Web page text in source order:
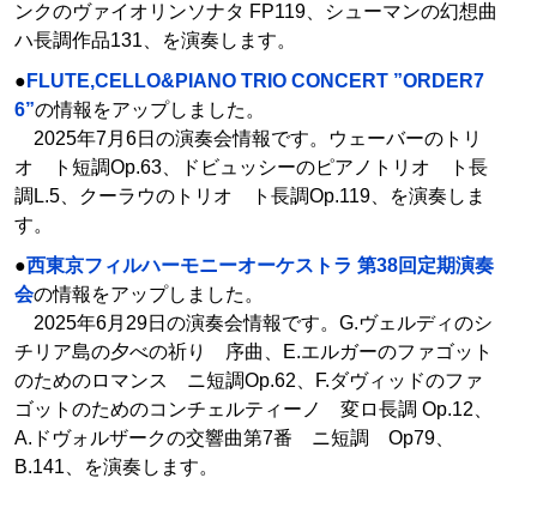
ンクのヴァイオリンソナタ FP119、シューマンの幻想曲
ハ長調作品131、を演奏します。
● FLUTE,CELLO&PIANO TRIO CONCERT ”ORDER7
6”の情報をアップしました。
2025年7月6日の演奏会情報です。ウェーバーのトリ
オ ト短調Op.63、ドビュッシーのピアノトリオ ト長
調L.5、クーラウのトリオ ト長調Op.119、を演奏しま
す。
●西東京フィルハーモニーオーケストラ 第38回定期演奏
会の情報をアップしました。
2025年6月29日の演奏会情報です。G.ヴェルディのシ
チリア島の夕べの祈り 序曲、E.エルガーのファゴット
のためのロマンス ニ短調Op.62、F.ダヴィッドのファ
ゴットのためのコンチェルティーノ 変ロ長調 Op.12、
A.ドヴォルザークの交響曲第7番 ニ短調 Op79、
B.141、を演奏します。